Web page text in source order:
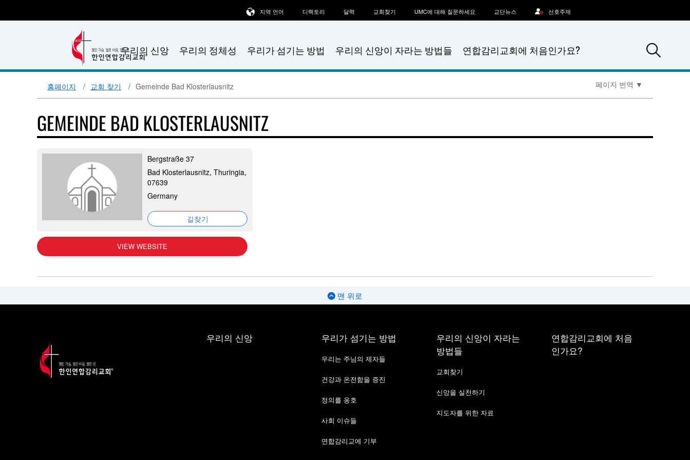
우리의 신앙 우리의 정체성 우리가 섬기는 방법 우리의 신앙이 자라는 방법들 연합감리교회에 처음인가요?
지역 언어 디렉토리 달력 교회찾기 UMC에 대해 질문하세요 교단뉴스 선호주제
홈페이지 교회 찾기 Gemeinde Bad Klosterlausnitz 페이지 번역 ▼
GEMEINDE BAD KLOSTERLAUSNITZ
Bergstraße 37
Bad Klosterlausnitz, Thuringia,
07639
Germany
길찾기
VIEW WEBSITE
맨 위로
우리의 신앙 우리가 섬기는 방법
우리는 주님의 제자들
건강과 온전함을 증진
정의를 옹호
사회 이슈들
연합감리교에 기부
우리의 신앙이 자라는
방법들
교회찾기
신앙을 실천하기
지도자를 위한 자료
연합감리교회에 처음
인가요?